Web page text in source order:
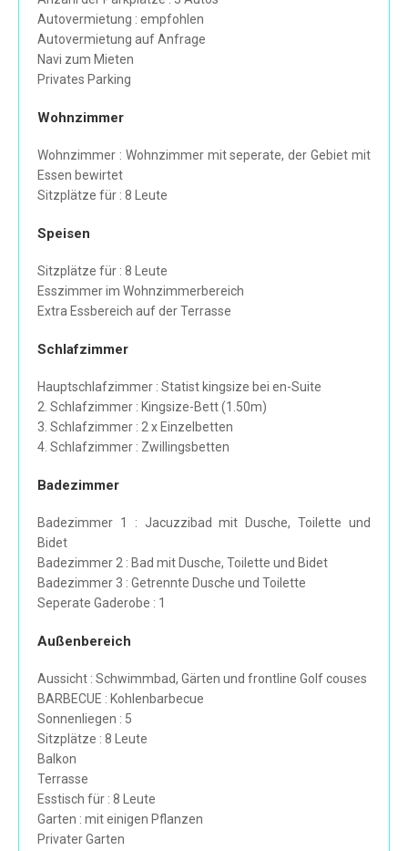
Autovermietung : empfohlen
Autovermietung auf Anfrage
Navi zum Mieten
Privates Parking
Wohnzimmer
Wohnzimmer : Wohnzimmer mit seperate, der Gebiet mit
Essen bewirtet
Sitzplätze für : 8 Leute
Speisen
Sitzplätze für : 8 Leute
Esszimmer im Wohnzimmerbereich
Extra Essbereich auf der Terrasse
Schlafzimmer
Hauptschlafzimmer : Statist kingsize bei en-Suite
2. Schlafzimmer : Kingsize-Bett (1.50m)
3. Schlafzimmer : 2 x Einzelbetten
4. Schlafzimmer : Zwillingsbetten
Badezimmer
Badezimmer 1 : Jacuzzibad mit Dusche, Toilette und
Bidet
Badezimmer 2 : Bad mit Dusche, Toilette und Bidet
Badezimmer 3 : Getrennte Dusche und Toilette
Seperate Gaderobe : 1
Außenbereich
Aussicht : Schwimmbad, Gärten und frontline Golf couses
BARBECUE : Kohlenbarbecue
Sonnenliegen : 5
Sitzplätze : 8 Leute
Balkon
Terrasse
Esstisch für : 8 Leute
Garten : mit einigen Pflanzen
Privater Garten